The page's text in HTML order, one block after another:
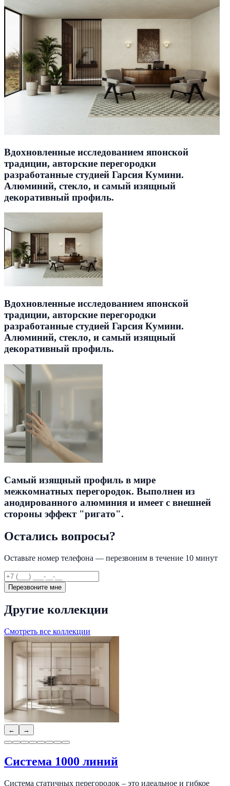
Вдохновленные исследованием японской
традиции, авторские перегородки
разработанные студией Гарсия Кумини.
Алюминий, стекло, и самый изящный
декоративный профиль.
Вдохновленные исследованием японской
традиции, авторские перегородки
разработанные студией Гарсия Кумини.
Алюминий, стекло, и самый изящный
декоративный профиль.
Самый изящный профиль в мире
межкомнатных перегородок. Выполнен из
анодированного алюминия и имеет с внешней
стороны эффект "ригато".
Остались вопросы?
Оставьте номер телефона — перезвоним в течение 10 минут
Перезвоните мне
Другие коллекции
Смотреть все коллекции
← →
Система 1000 линий
Система статичных перегородок – это идеальное и гибкое